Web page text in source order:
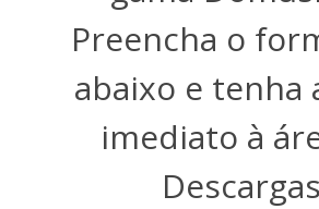
Preencha o
abaixo e tenha
imediato à